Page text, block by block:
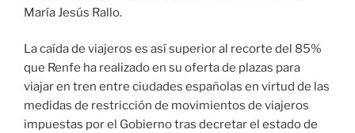
María Jesús Rallo.
La caída de viajeros es así superior al recorte del 85%
que Renfe ha realizado en su oferta de plazas para
viajar en tren entre ciudades españolas en virtud de las
medidas de restricción de movimientos de viajeros
impuestas por el Gobierno tras decretar el estado de